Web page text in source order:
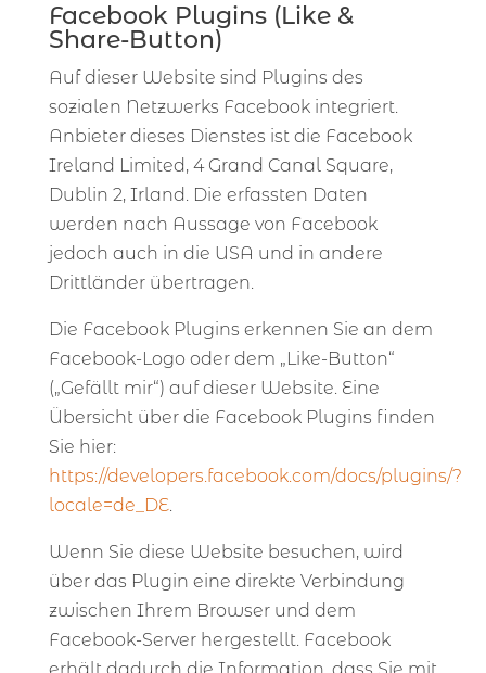
Facebook Plugins (Like &
Share-Button)
Auf dieser Website sind Plugins des
sozialen Netzwerks Facebook integriert.
Anbieter dieses Dienstes ist die Facebook
Ireland Limited, 4 Grand Canal Square,
Dublin 2, Irland. Die erfassten Daten
werden nach Aussage von Facebook
jedoch auch in die USA und in andere
Drittländer übertragen.
Die Facebook Plugins erkennen Sie an dem
Facebook-Logo oder dem „Like-Button“
(„Gefällt mir“) auf dieser Website. Eine
Übersicht über die Facebook Plugins finden
Sie hier:
https://developers.facebook.com/docs/plugins/?
locale=de_DE.
Wenn Sie diese Website besuchen, wird
über das Plugin eine direkte Verbindung
zwischen Ihrem Browser und dem
Facebook-Server hergestellt. Facebook